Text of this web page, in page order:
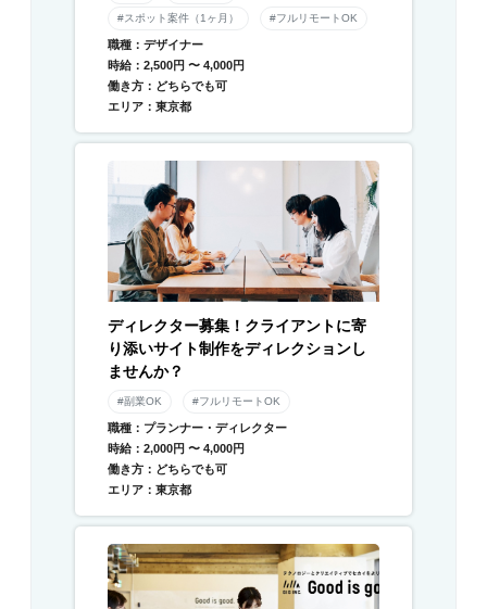
#スポット案件（1ヶ月） #フルリモートOK
職種：デザイナー
時給：2,500円 〜 4,000円
働き方：どちらでも可
エリア：東京都
ディレクター募集！クライアントに寄
り添いサイト制作をディレクションし
ませんか？
#副業OK #フルリモートOK
職種：プランナー・ディレクター
時給：2,000円 〜 4,000円
働き方：どちらでも可
エリア：東京都